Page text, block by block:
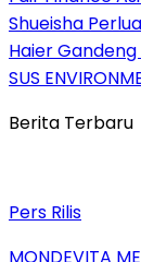
Shueisha
Haier
SUS
Berita Terbaru
Pers Rilis
MONDEVITA